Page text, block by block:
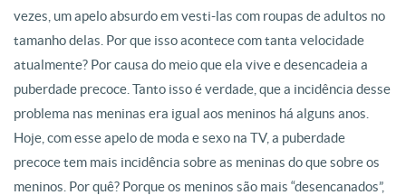
vezes, um apelo absurdo em vesti-las com roupas de adultos no
tamanho delas. Por que isso acontece com tanta velocidade
atualmente? Por causa do meio que ela vive e desencadeia a
puberdade precoce. Tanto isso é verdade, que a incidência desse
problema nas meninas era igual aos meninos há alguns anos.
Hoje, com esse apelo de moda e sexo na TV, a puberdade
precoce tem mais incidência sobre as meninas do que sobre os
meninos. Por quê? Porque os meninos são mais “desencanados”,